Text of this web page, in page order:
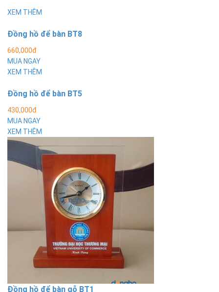
XEM THÊM
Đồng hồ để bàn BT8
660,000đ
MUA NGAY
XEM THÊM
Đồng hồ để bàn BT5
430,000đ
MUA NGAY
XEM THÊM
Đồng hồ để bàn gỗ BT1